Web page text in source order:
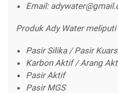
Email:
Produk Ady Water meliputi
Pasir Silika / Pasir
Karbon Aktif / Arang
Pasir Aktif
Pasir MGS